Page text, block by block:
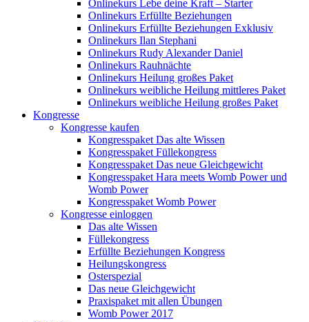
Onlinekurs Lebe deine Kraft – Starter
Onlinekurs Erfüllte Beziehungen
Onlinekurs Erfüllte Beziehungen Exklusiv
Onlinekurs Ilan Stephani
Onlinekurs Rudy Alexander Daniel
Onlinekurs Rauhnächte
Onlinekurs Heilung großes Paket
Onlinekurs weibliche Heilung mittleres Paket
Onlinekurs weibliche Heilung großes Paket
Kongresse
Kongresse kaufen
Kongresspaket Das alte Wissen
Kongresspaket Füllekongress
Kongresspaket Das neue Gleichgewicht
Kongresspaket Hara meets Womb Power und
Womb Power
Kongresspaket Womb Power
Kongresse einloggen
Das alte Wissen
Füllekongress
Erfüllte Beziehungen Kongress
Heilungskongress
Osterspezial
Das neue Gleichgewicht
Praxispaket mit allen Übungen
Womb Power 2017